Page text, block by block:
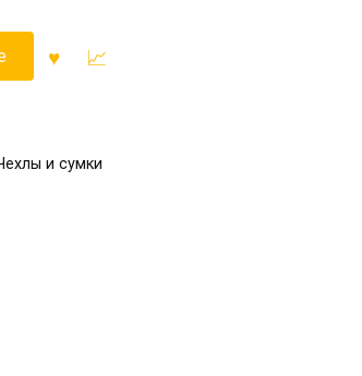
и сумки